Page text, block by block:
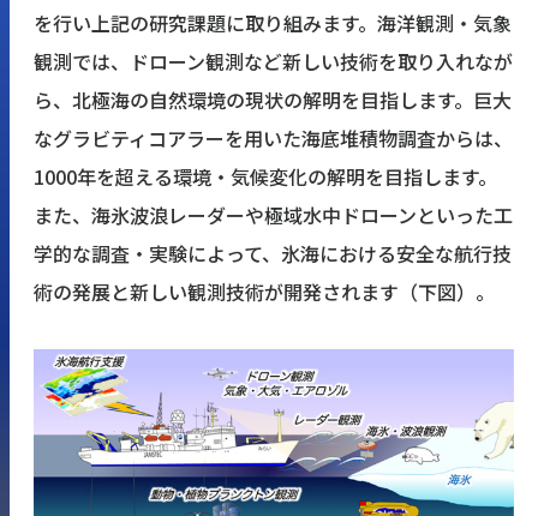
を行い上記の研究課題に取り組みます。海洋観測・気象
観測では、ドローン観測など新しい技術を取り入れなが
ら、北極海の自然環境の現状の解明を目指します。巨大
なグラビティコアラーを用いた海底堆積物調査からは、
1000年を超える環境・気候変化の解明を目指します。
また、海氷波浪レーダーや極域水中ドローンといった工
学的な調査・実験によって、氷海における安全な航行技
術の発展と新しい観測技術が開発されます（下図）。